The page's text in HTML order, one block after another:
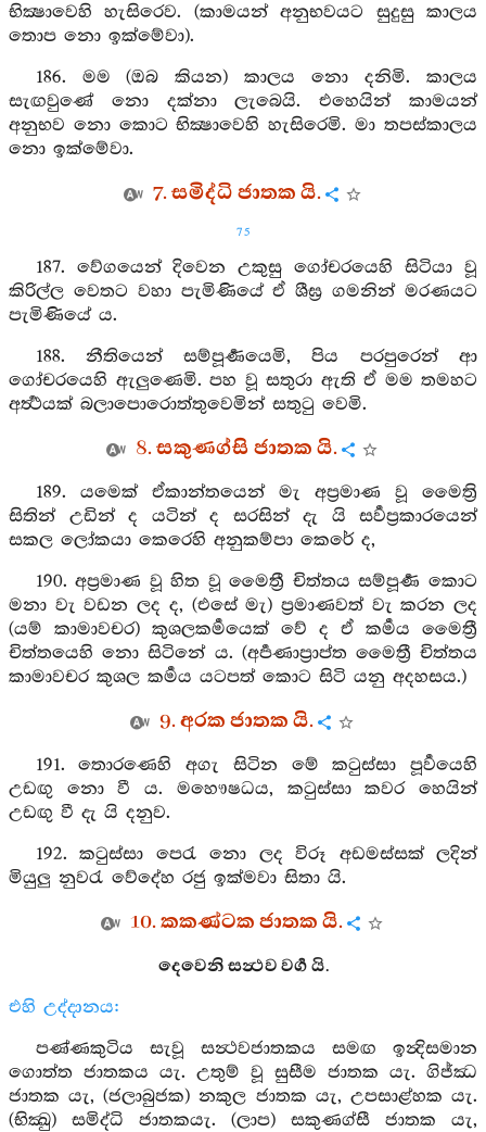
භික්‍ෂාවෙහි හැසිරෙව. (කාමයන් අනුභවයට සුදුසු කාලය
තොප නො ඉක්මේවා).
186. මම (ඔබ කියන) කාලය නො දනිමි. කාලය
සැඟවුණේ නො දක්නා ලැබෙයි. එහෙයින් කාමයන්
අනුභව නො කොට භික්‍ෂාවෙහි හැසිරෙමි. මා තපස්කාලය
නො ඉක්මේවා.
7. සමිද්ධි ජාතක යි.
75
187. වේගයෙන් දිවෙන උකුසු ගෝචරයෙහි සිටියා වූ
කිරිල්ල වෙතට වහා පැමිණියේ ඒ ශීඝ්‍ර ගමනින් මරණයට
පැමිණියේ ය.
188. නීතියෙන් සම්පූර්‍ණයෙමි, පිය පරපුරෙන් ආ
ගෝචරයෙහි ඇලුණෙමි. පහ වූ සතුරා ඇති ඒ මම තමහට
අර්‍ත්‍ථයක් බලාපොරොත්තුවෙමින් සතුටු වෙමි.
8. සකුණග්සි ජාතක යි.
189. යමෙක් ඒකාන්තයෙන් මැ අප්‍රමාණ වූ මෛත්‍රි
සිතින් උඩින් ද යටින් ද සරසින් දැ යි සර්‍වප්‍රකාරයෙන්
සකල ලෝකයා කෙරෙහි අනුකම්පා කෙරේ ද,
190. අප්‍රමාණ වූ හිත වූ මෛත්‍රී චිත්තය සම්පූර්‍ණ කොට
මනා වැ වඩන ලද ද, (එසේ මැ) ප්‍රමාණවත් වැ කරන ලද
(යම් කාමාවචර) කුශලකර්‍මයෙක් වේ ද ඒ කර්‍මය මෛත්‍රී
චිත්තයෙහි නො සිටිනේ ය. (අර්‍පණාප්‍රාප්ත මෛත්‍රී චිත්තය
කාමාවචර කුශල කර්‍මය යටපත් කොට සිටි යනු අදහසය.)
9. අරක ජාතක යි.
191. තොරණෙහි අගැ සිටින මේ කටුස්සා පූර්‍වයෙහි
උඩඟු නො වී ය. මහෞෂධය, කටුස්සා කවර හෙයින්
උඩඟු වී දැ යි දනුව.
192. කටුස්සා පෙරැ නො ලද විරූ අඩමස්සක් ලදින්
මියුලු නුවරැ වේදේහ රජු ඉක්මවා සිතා යි.
10. කකණ්ටක ජාතක යි.
දෙවෙනි සන්‍ථව වර්‍ග යි.
එහි උද්දානය:
පණ්ණකුටිය සැවූ සන්‍ථවජාතකය සමඟ ඉන්‍දිසමාන
ගොත්ත ජාතකය යැ. උතුම් වූ සුසීම ජාතක යැ. ගිජ්ඣ
ජාතක යැ, (ජලාබුජක) නකුල ජාතක යැ, උපසාළ්හක යැ.
(භික්‍ඛු) සමිද්ධි ජාතකයැ. (ලාප) සකුණග්සී ජාතක යැ,